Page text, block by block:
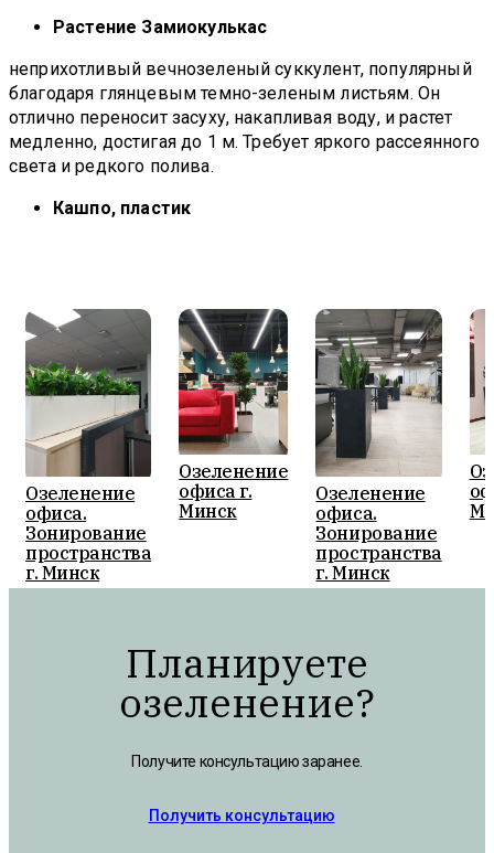
Растение Замиокулькас
неприхотливый вечнозеленый суккулент, популярный
благодаря глянцевым темно-зеленым листьям. Он
отлично переносит засуху, накапливая воду, и растет
медленно, достигая до 1 м. Требует яркого рассеянного
света и редкого полива.
Кашпо, пластик
Озеленение
офиса.
Зонирование
пространства
г. Минск
Озеленение
офиса г.
Минск
Озеленение
офиса.
Зонирование
пространства
г. Минск
Планируете
озеленение?
Получите консультацию заранее.
Получить консультацию